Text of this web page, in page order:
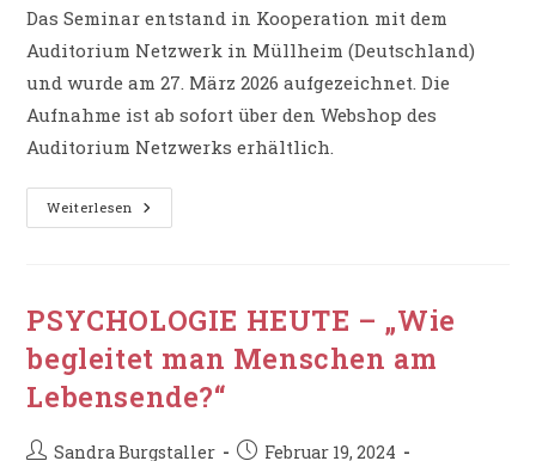
Das Seminar entstand in Kooperation mit dem
Auditorium Netzwerk in Müllheim (Deutschland)
und wurde am 27. März 2026 aufgezeichnet. Die
Aufnahme ist ab sofort über den Webshop des
Auditorium Netzwerks erhältlich.
Weiterlesen Livestream-
Seminar:
–
Wandlungsprozesse
Lebensende
Begleiten“
PSYCHOLOGIE HEUTE – „Wie
begleitet man Menschen am
Lebensende?“
Beitrags-
Sandra Burgstaller
Beitrag
Februar 19, 2024